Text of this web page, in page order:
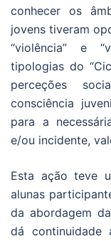
conhecer os
jovens tiveram
“violência” e
tipologias do
perceções
consciência
para a
e/ou incidente,
Esta ação teve
alunas
da abordagem
dá continuidade